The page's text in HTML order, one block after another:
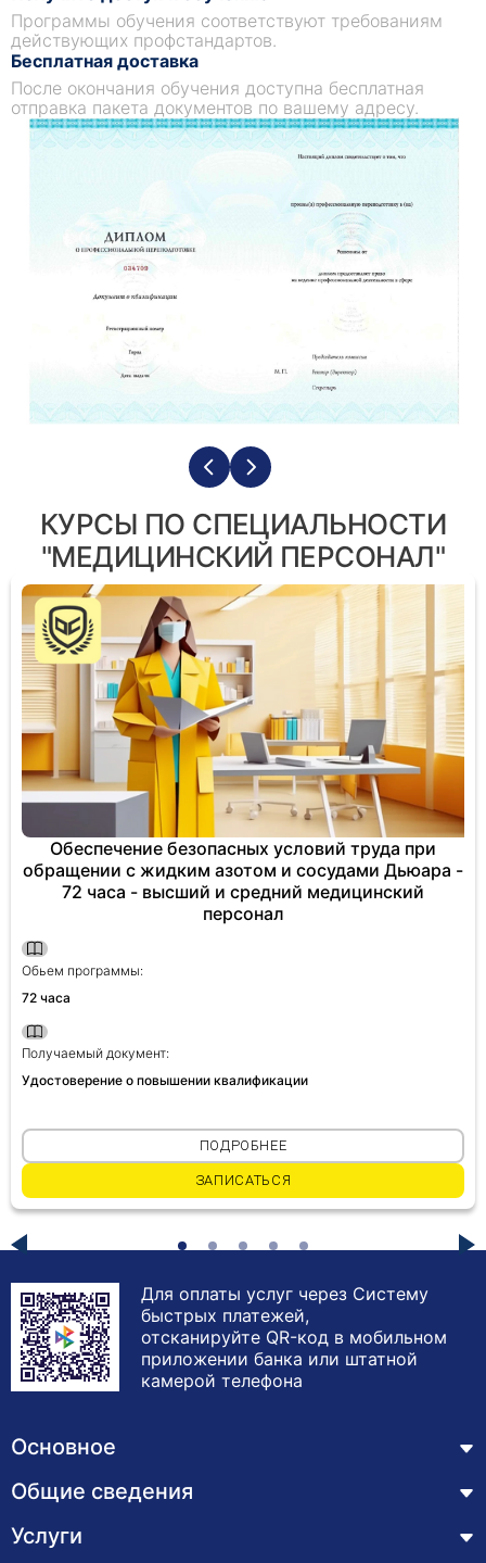
Программы обучения соответствуют требованиям
действующих профстандартов.
Бесплатная доставка
После окончания обучения доступна бесплатная
отправка пакета документов по вашему адресу.
КУРСЫ ПО СПЕЦИАЛЬНОСТИ
"МЕДИЦИНСКИЙ ПЕРСОНАЛ"
Обеспечение безопасных условий труда при
обращении с жидким азотом и сосудами Дьюара -
72 часа - высший и средний медицинский
персонал
Обьем программы:
72 часа
Получаемый документ:
Удостоверение о повышении квалификации
ПОДРОБНЕЕ
ЗАПИСАТЬСЯ
Для оплаты услуг через Систему
быстрых платежей,
отсканируйте QR-код в мобильном
приложении банка или штатной
камерой телефона
Основное
Курсы
Лицензия
Общие сведения
Основные сведения
Услуги